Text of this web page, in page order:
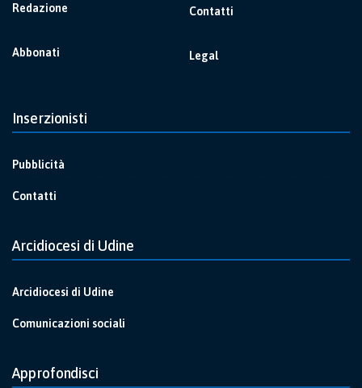
Redazione
Abbonati
Contatti
Legal
Inserzionisti
Pubblicità
Contatti
Arcidiocesi di Udine
Arcidiocesi di Udine
Comunicazioni sociali
Approfondisci